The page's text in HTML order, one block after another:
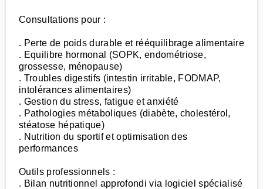
Consultations pour :
. Perte de poids durable et rééquilibrage alimentaire
. Equilibre hormonal (SOPK, endométriose,
grossesse, ménopause)
. Troubles digestifs (intestin irritable, FODMAP,
intolérances alimentaires)
. Gestion du stress, fatigue et anxiété
. Pathologies métaboliques (diabète, cholestérol,
stéatose hépatique)
. Nutrition du sportif et optimisation des
performances
Outils professionnels :
. Bilan nutritionnel approfondi via logiciel spécialisé